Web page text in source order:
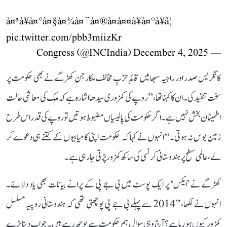
à¤ªà¥à¤°à¤§à¤¾à¤¨à¤®à¤à¤¤à¥à¤°à¥â¦
pic.twitter.com/pbb3miizKr
— Congress (@INCIndia)
December 4, 2025
کانگریس صدر اور راجیہ سبھا میں قائدِ حزبِ مخالف ملکارجن کھڑگے نے بھی حکومت پر
سخت تنقید کی۔ ان کا کہنا تھا، ’’روپے کی کمزوری سیدھا اشارہ ہے کہ ملک کی معاشی حالت
اطمینان بخش نہیں ہے۔ اگر حکومت کی پالیسیاں مضبوط ہوتیں تو روپے کی قدر اس طرح
زمین بوس نہ ہوتی۔‘‘ انہوں نے کہا کہ حکومت اپنی کامیابیوں کے کتنے ہی دعوے کر
لے، عالمی سطح پر ہندوستانی کرنسی کی ساکھ کمزور پڑتی جا رہی ہے۔
کھڑگے نے ’ایکس‘ پر ایک پوسٹ میں بی جے پی کے پرانے بیانات بھی یاد دلائے۔
انہوں نے لکھا، ’’2014 سے پہلے بی جے پی پوچھتی تھی کہ ہندوستانی روپیہ مسلسل